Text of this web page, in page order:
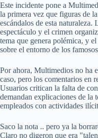
Este incidente pone a
la primera vez que figuras de
escándalos de esta
espectáculo y el crimen
tema que genera polémica, y
sobre el entorno de los
Por ahora, Multimedios no ha
caso, pero los comentarios en
Usuarios critican la falta de
demandan explicaciones de la
empleados con actividades
Saco la nota .. pero ya la
Claro no digeron que era